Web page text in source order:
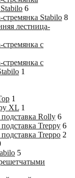
6
стремянка Stabilo 8
лестница-
стремянка с
стремянка с
1
1
XL 1
Rolly 6
Treppy 6
Treppo 2
5